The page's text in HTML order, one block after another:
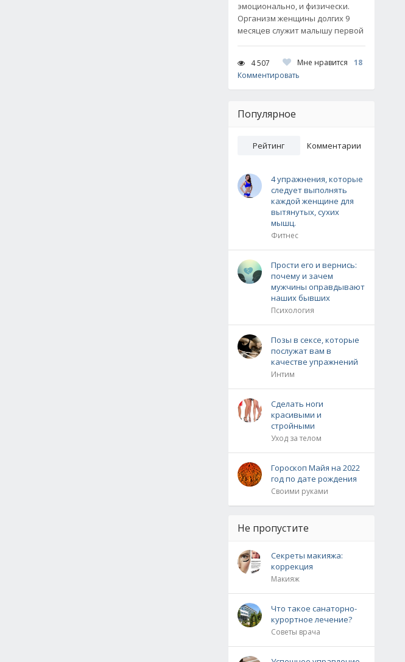
эмоционально, и физически.
Организм женщины долгих 9
месяцев служит малышу первой
4 507 Мне нравится
18
Комментировать
Популярное
Рейтинг Комментарии
4 упражнения, которые
следует выполнять
каждой женщине для
вытянутых, сухих
мышц.
Фитнес
Прости его и вернись:
почему и зачем
мужчины оправдывают
наших бывших
Психология
Позы в сексе, которые
послужат вам в
качестве упражнений
Интим
Сделать ноги
красивыми и
стройными
Уход за телом
Гороскоп Майя на 2022
год по дате рождения
Своими руками
Не пропустите
Секреты макияжа:
коррекция
Макияж
Что такое санаторно-
курортное лечение?
Советы врача